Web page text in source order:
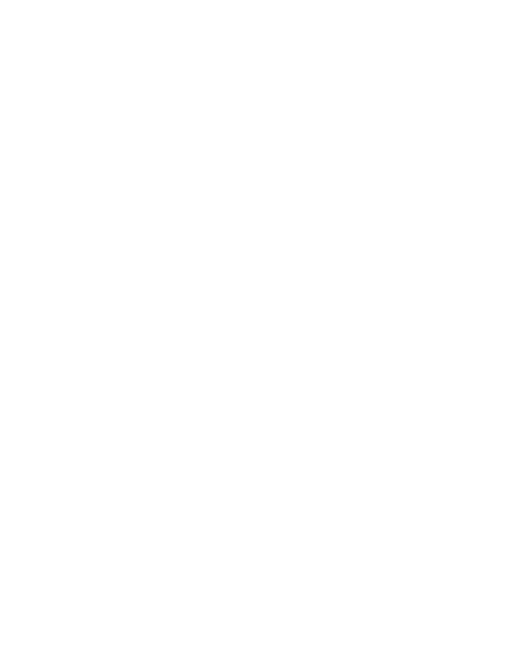
器販売店・
お願いしま
ご登録され
共同利用者
ご了承くだ
記載されて
りません。
未対応品が
、
、
い年数を意
等」とい
らの製造装
知します。
り引きをい
ン制御